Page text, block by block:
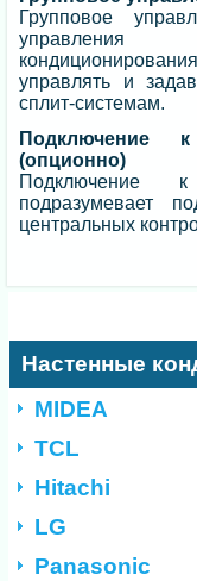
Групповое
управления
управлять и
сплит-системам.
Подключение
(опционно)
Подключение
подразумевает
центральных
Настенные
MIDEA
TCL
Hitachi
LG
Panasonic